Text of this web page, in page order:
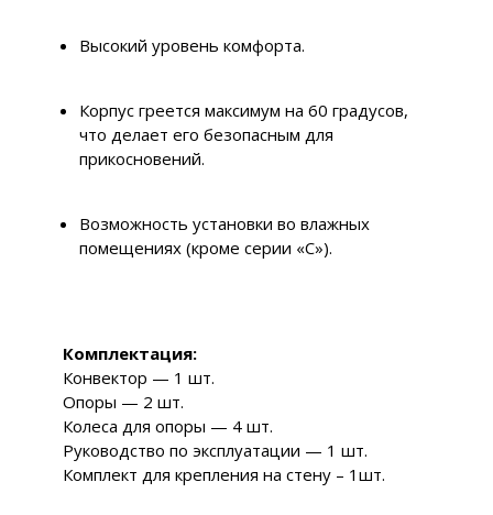
Высокий уровень комфорта.
Корпус греется максимум на 60 градусов,
что делает его безопасным для
прикосновений.
Возможность установки во влажных
помещениях (кроме серии «С»).
Комплектация:
Конвектор — 1 шт.
Опоры — 2 шт.
Колеса для опоры — 4 шт.
Руководство по эксплуатации — 1 шт.
Комплект для крепления на стену – 1шт.